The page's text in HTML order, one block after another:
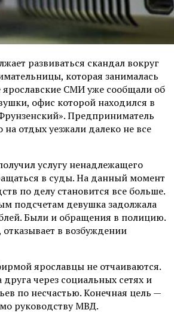
развиваться скандал вокруг
которая занималась
ярославские СМИ уже сообщали об
офис которой находился в
Предприниматель
на отдых уезжали далеко не все
услугу ненадлежащего
в суды. На данный момент
по делу становится все больше.
подсчетам девушка задолжала
Были и обращения в полицию.
в возбуждении
ярославцы не отчаиваются.
через социальных сетях и
по несчастью. Конечная цель —
руководству МВД.